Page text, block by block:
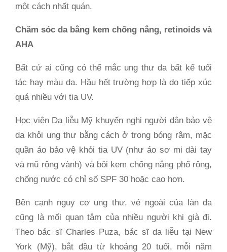
một cách nhất quán.
Chăm sóc da bằng kem chống nắng, retinoids và
AHA
Bất cứ ai cũng có thể mắc ung thư da bất kể tuổi
tác hay màu da. Hầu hết trường hợp là do tiếp xúc
quá nhiều với tia UV.
Học viện Da liễu Mỹ khuyến nghị người dân bảo vệ
da khỏi ung thư bằng cách ở trong bóng râm, mặc
quần áo bảo vệ khỏi tia UV (như áo sơ mi dài tay
và mũ rộng vành) và bôi kem chống nắng phổ rộng,
chống nước có chỉ số SPF 30 hoặc cao hơn.
Bên cạnh nguy cơ ung thư, vẻ ngoài của làn da
cũng là mối quan tâm của nhiều người khi già đi.
Theo bác sĩ Charles Puza, bác sĩ da liễu tại New
York (Mỹ), bắt đầu từ khoảng 20 tuổi, mỗi năm